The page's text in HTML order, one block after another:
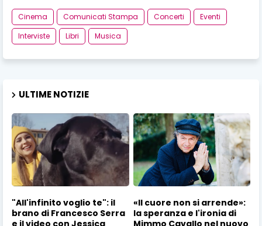
Cinema Comunicati Stampa Concerti
Eventi
Interviste
Libri Musica
ULTIME NOTIZIE
"All'infinito voglio te": il
brano di Francesco Serra
«Il cuore non si arrende»:
la speranza e l'ironia di